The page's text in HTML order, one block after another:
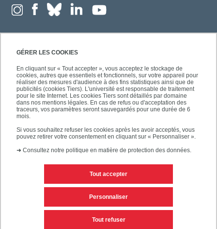
GÉRER LES COOKIES
En cliquant sur « Tout accepter », vous acceptez le stockage de
cookies, autres que essentiels et fonctionnels, sur votre appareil pour
réaliser des mesures d'audience à des fins statistiques ainsi que de
publicités (cookies Tiers). L'université est responsable de traitement
pour le site Internet. Les cookies Tiers sont détaillés par domaine
dans nos mentions légales. En cas de refus ou d'acceptation des
traceurs, vos paramètres seront sauvegardés pour une durée de 6
mois.
Si vous souhaitez refuser les cookies après les avoir acceptés, vous
pouvez retirer votre consentement en cliquant sur « Personnaliser ».
➜ Consultez notre politique en matière de protection des données.
Tout accepter
Tout refuser
Personnaliser
Mentions légales
Personnaliser les cookies Plan du site